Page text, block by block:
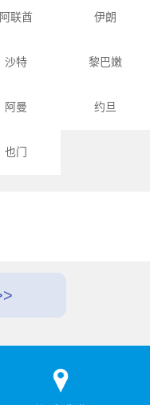
阿联酋 伊朗
沙特 黎巴嫩
阿曼 约旦
也门